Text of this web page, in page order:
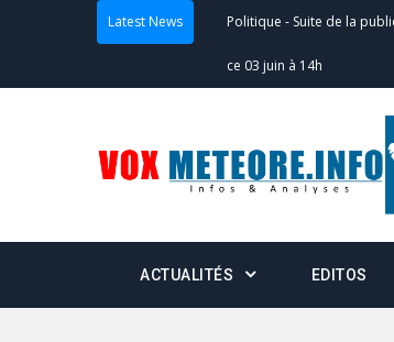
Latest News Politique - Suite de la
– mardi 02 juin à 17h
Scrutins : la
24h/24 et 7j/7
Actualités - Double
minuit
Actualités
ACTUALITÉS EDITOS